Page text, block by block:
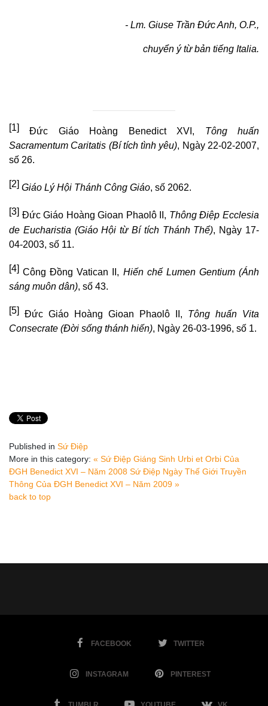
- Lm. Giuse Trần Ðức Anh, O.P.,
chuyển ý từ bản tiếng Italia.
[1] Đức Giáo Hoàng Benedict XVI, Tông huấn
Sacramentum Caritatis (Bí tích tình yêu), Ngày 22-02-2007,
số 26.
[2] Giáo Lý Hội Thánh Công Giáo, số 2062.
[3] Đức Giáo Hoàng Gioan Phaolô II, Thông Điệp Ecclesia
de Eucharistia (Giáo Hội từ Bí tích Thánh Thể), Ngày 17-
04-2003, số 11.
[4] Công Đồng Vatican II, Hiến chế Lumen Gentium (Ánh
sáng muôn dân), số 43.
[5] Đức Giáo Hoàng Gioan Phaolô II, Tông huấn Vita
Consecrate (Đời sống thánh hiến), Ngày 26-03-1996, số 1.
Published in Sứ Điệp
More in this category: « Sứ Điệp Giáng Sinh Urbi et Orbi Của
ĐGH Benedict XVI – Năm 2008 Sứ Điệp Ngày Thế Giới Truyền
Thông Của ĐGH Benedict XVI – Năm 2009 »
back to top
FACEBOOK TWITTER
INSTAGRAM PINTEREST